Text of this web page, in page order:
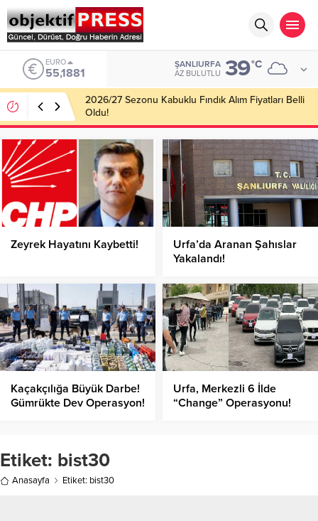
ALTIN
6.660,55
ŞANLIURFA
AZ BULUTLU 39°C
Haliliye Belediyesi Her Gün 4 Bin 898 Kişiye Sıcak
Yemek Ulaştırıyor!
Zeyrek Hayatını Kaybetti!
Urfa’da Aranan Şahıslar
Yakalandı!
Kaçakçılığa Büyük Darbe!
Gümrükte Dev Operasyon!
Urfa, Merkezli 6 İlde
“Change” Operasyonu!
Etiket: bist30
Anasayfa Etiket: bist30